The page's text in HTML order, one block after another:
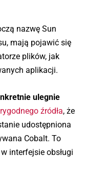
nazwę Sun
mają pojawić się
plików, jak
aplikacji.
ulegnie
źródła, że
udostępniona
Cobalt. To
interfejsie obsługi